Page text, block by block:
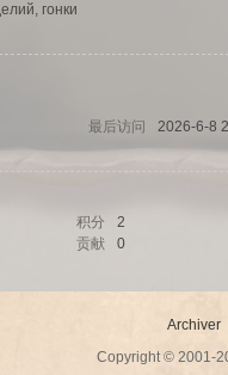
гонки
最后访问
2026-6-8
积分
2
贡献 0
Archiver
Copyright © 2001-